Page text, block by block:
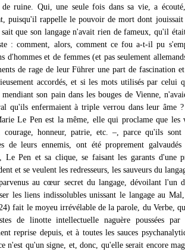
ruine. Qui, une seule fois dans sa vie, a
puisqu'il rappelle le pouvoir de mort dont
que son langage n'avait rien de fameux, qu'il
: comment, alors, comment ce fou a-t-il pu
d'hommes et de femmes (et pas seulement
de rage de leur Führer une part de fascination
accordés, et si les mots utilisés par
mendiant son pain dans les bouges de Vienne,
qu'ils enfermaient à triple verrou dans leur âme
Le Pen est la même, elle qui proclame que
courage, honneur, patrie, etc. –, parce qu'ils sont
de leurs ennemis, ont été proprement
Le Pen et sa clique, se faisant les garants d'une
et se veulent les redresseurs, les sauveurs du
au cœur secret du langage, dévoilant l'un
les liens indissolubles unissant le langage au
fait le moyeu irrévélable de la parole, du Verbe,
de linotte intellectuelle naguère poussées
reprise depuis, et à toutes les sauces
n'est qu'un signe, et, donc, qu'elle serait encore